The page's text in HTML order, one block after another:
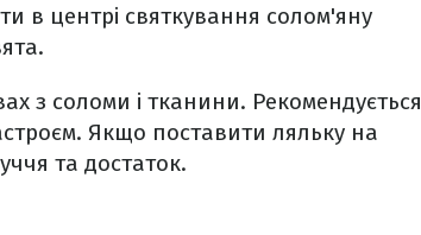
в центрі святкування солом'яну
з соломи і тканини. Рекомендується
Якщо поставити ляльку на
та достаток.